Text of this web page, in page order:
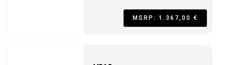
MSRP: 1.367,00 €